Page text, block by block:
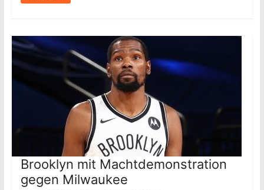
Brooklyn mit Machtdemonstration
gegen Milwaukee